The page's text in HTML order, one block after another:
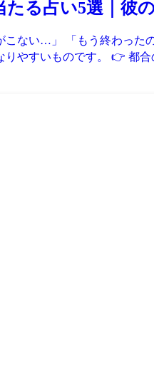
たる占い5選｜彼
こない…」 「もう終わった
りやすいものです。 👉 都